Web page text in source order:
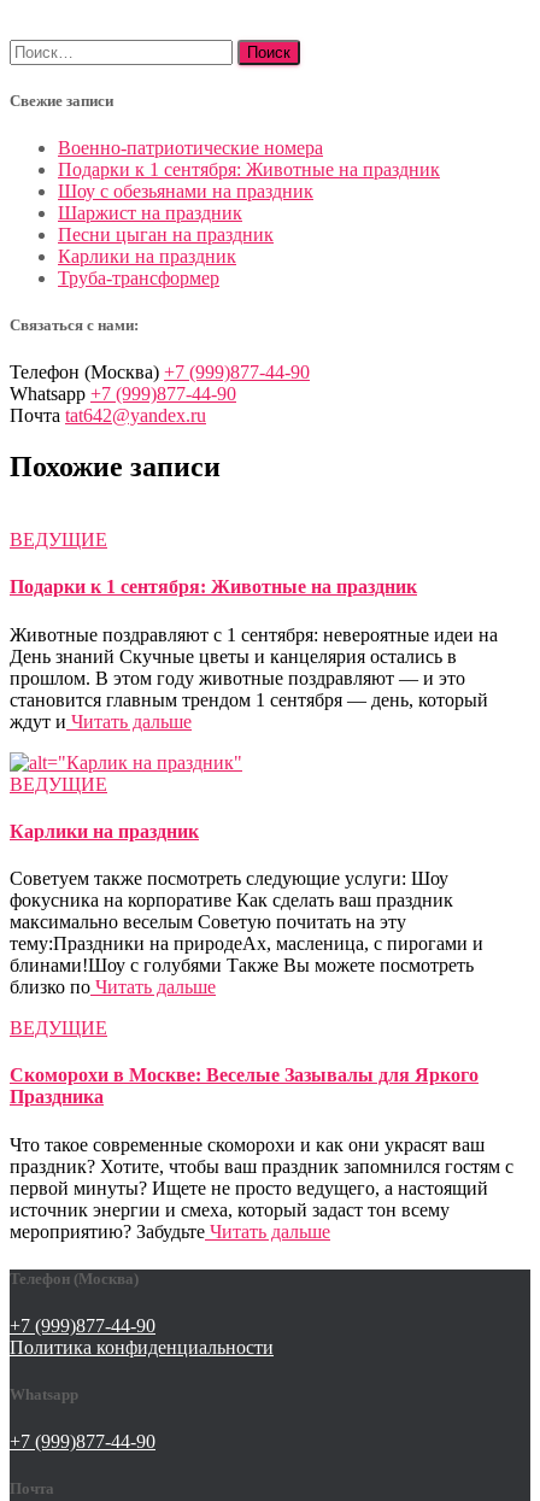
Найти:
Свежие записи
Военно-патриотические номера
Подарки к 1 сентября: Животные на праздник
Шоу с обезьянами на праздник
Шаржист на праздник
Песни цыган на праздник
Карлики на праздник
Труба-трансформер
Связаться с нами:
Телефон (Москва) +7 (999)877-44-90
Whatsapp +7 (999)877-44-90
Почта tat642@yandex.ru
Похожие записи
ВЕДУЩИЕ
Подарки к 1 сентября: Животные на праздник
Животные поздравляют с 1 сентября: невероятные идеи на
День знаний Скучные цветы и канцелярия остались в
прошлом. В этом году животные поздравляют — и это
становится главным трендом 1 сентября — день, который
ждут и Читать дальше
ВЕДУЩИЕ
Карлики на праздник
Советуем также посмотреть следующие услуги: Шоу
фокусника на корпоративе Как сделать ваш праздник
максимально веселым Советую почитать на эту
тему:Праздники на природеАх, масленица, с пирогами и
блинами!Шоу с голубями Также Вы можете посмотреть
близко по Читать дальше
ВЕДУЩИЕ
Скоморохи в Москве: Веселые Зазывалы для Яркого
Праздника
Что такое современные скоморохи и как они украсят ваш
праздник? Хотите, чтобы ваш праздник запомнился гостям с
первой минуты? Ищете не просто ведущего, а настоящий
источник энергии и смеха, который задаст тон всему
мероприятию? Забудьте Читать дальше
Телефон (Москва)
+7 (999)877-44-90
Политика конфиденциальности
Whatsapp
+7 (999)877-44-90
Почта